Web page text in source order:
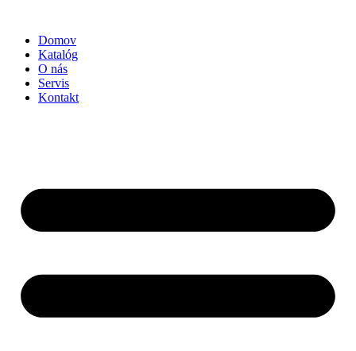
obsah
Domov
Katalóg
O nás
Servis
Kontakt